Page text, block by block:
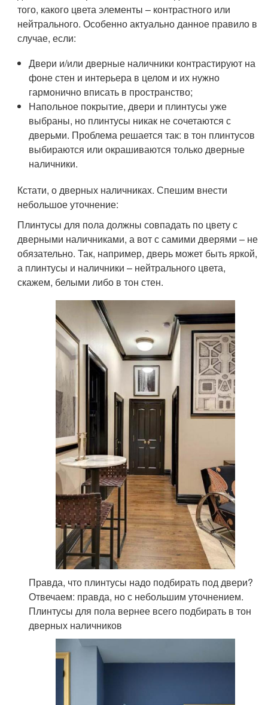
того, какого цвета элементы – контрастного или
нейтрального. Особенно актуально данное правило в
случае, если:
Двери и/или дверные наличники контрастируют на
фоне стен и интерьера в целом и их нужно
гармонично вписать в пространство;
Напольное покрытие, двери и плинтусы уже
выбраны, но плинтусы никак не сочетаются с
дверьми. Проблема решается так: в тон плинтусов
выбираются или окрашиваются только дверные
наличники.
Кстати, о дверных наличниках. Спешим внести
небольшое уточнение:
Плинтусы для пола должны совпадать по цвету с
дверными наличниками, а вот с самими дверями – не
обязательно. Так, например, дверь может быть яркой,
а плинтусы и наличники – нейтрального цвета,
скажем, белыми либо в тон стен.
Правда, что плинтусы надо подбирать под двери?
Отвечаем: правда, но с небольшим уточнением.
Плинтусы для пола вернее всего подбирать в тон
дверных наличников